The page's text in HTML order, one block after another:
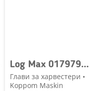
Log Max 017979-2 Sågenhet 318 04 F12-030 SMST 6000V
Глави за харвестери •
Koppom Maskin